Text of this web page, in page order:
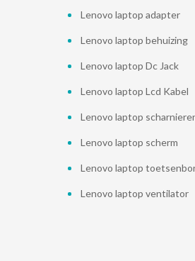
Lenovo laptop adapter
Lenovo laptop behuizing
Lenovo laptop Dc Jack
Lenovo laptop Lcd Kabel
Lenovo laptop
Lenovo laptop scherm
Lenovo laptop
Lenovo laptop ventilator